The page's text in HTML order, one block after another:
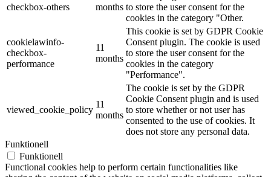
checkbox-others
months to store the user consent for the
cookies in the category "Other.
cookielawinfo-
checkbox-
performance
11
months
This cookie is set by GDPR Cookie
Consent plugin. The cookie is used
to store the user consent for the
cookies in the category
"Performance".
viewed_cookie_policy
11
months
The cookie is set by the GDPR
Cookie Consent plugin and is used
to store whether or not user has
consented to the use of cookies. It
does not store any personal data.
Funktionell
Funktionell
Functional cookies help to perform certain functionalities like